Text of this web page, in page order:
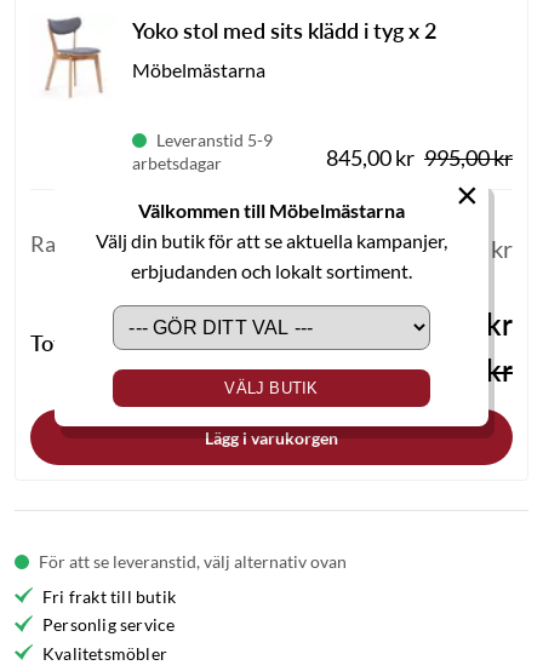
Välkommen till Möbelmästarna
Välj din butik för att se aktuella kampanjer,
erbjudanden och lokalt sortiment.
VÄLJ BUTIK
×
Yoko stol med sits klädd i tygx 2
Möbelmästarna
Leveranstid 5-9
arbetsdagar
845,00 kr 995,00 kr
Rabatt -690,00 kr
Totalt
3 495,00 kr
4 185,00 kr
Lägg i varukorgen
För att se leveranstid, välj alternativ ovan
Fri frakt till butik
Personlig service
Kvalitetsmöbler